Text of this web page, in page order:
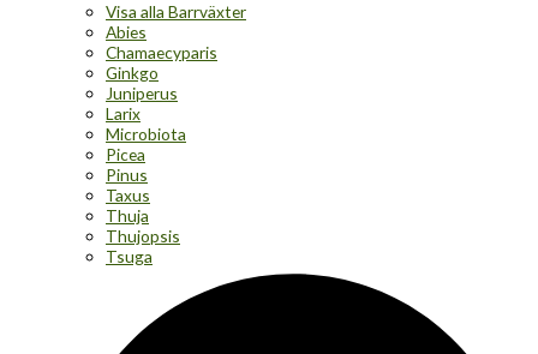
Visa alla Barrväxter
Abies
Chamaecyparis
Ginkgo
Juniperus
Larix
Microbiota
Picea
Pinus
Taxus
Thuja
Thujopsis
Tsuga